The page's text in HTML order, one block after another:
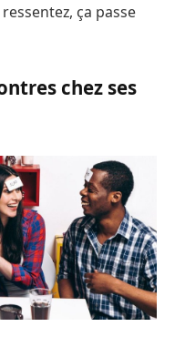
ça passe
chez ses